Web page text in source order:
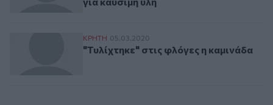
"Τυλίχτηκε" στις φλόγες η καμινάδα
ΚΡΗΤΗ 05.03.2020
"Τυλίχτηκε" στις φλόγες η καμινάδα